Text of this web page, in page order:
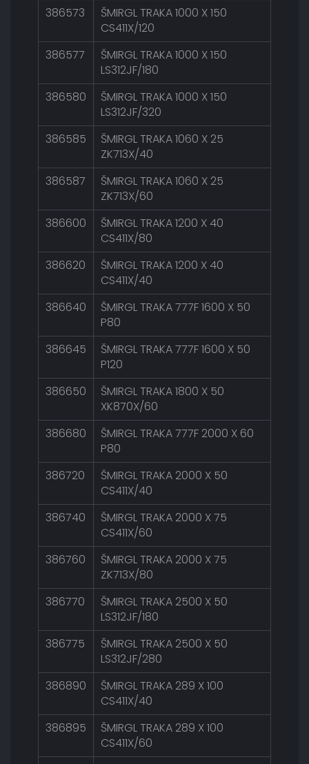
386573
ŠMIRGL TRAKA 1000 X 150
CS411X/120
386577
ŠMIRGL TRAKA 1000 X 150
LS312JF/180
386580
ŠMIRGL TRAKA 1000 X 150
LS312JF/320
386585
ŠMIRGL TRAKA 1060 X 25
ZK713X/40
386587
ŠMIRGL TRAKA 1060 X 25
ZK713X/60
386600
ŠMIRGL TRAKA 1200 X 40
CS411X/80
386620
ŠMIRGL TRAKA 1200 X 40
CS411X/40
386640
ŠMIRGL TRAKA 777F 1600 X 50
P80
386645
ŠMIRGL TRAKA 777F 1600 X 50
P120
386650
ŠMIRGL TRAKA 1800 X 50
XK870X/60
386680
ŠMIRGL TRAKA 777F 2000 X 60
P80
386720
ŠMIRGL TRAKA 2000 X 50
CS411X/40
386740
ŠMIRGL TRAKA 2000 X 75
CS411X/60
386760
ŠMIRGL TRAKA 2000 X 75
ZK713X/80
386770
ŠMIRGL TRAKA 2500 X 50
LS312JF/180
386775
ŠMIRGL TRAKA 2500 X 50
LS312JF/280
386890
ŠMIRGL TRAKA 289 X 100
CS411X/40
386895
ŠMIRGL TRAKA 289 X 100
CS411X/60